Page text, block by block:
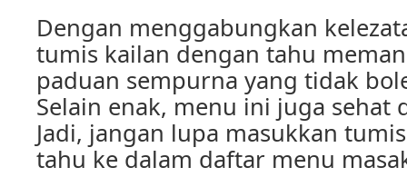
Dengan menggabungkan
tumis kailan dengan tahu
paduan sempurna yang tidak
Selain enak, menu ini juga sehat
Jadi, jangan lupa masukkan
tahu ke dalam daftar menu